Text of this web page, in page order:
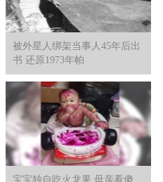
被外星人绑架当事人45年后出
书 还原1973年帕
宝宝独自吃火龙果 母亲看傻